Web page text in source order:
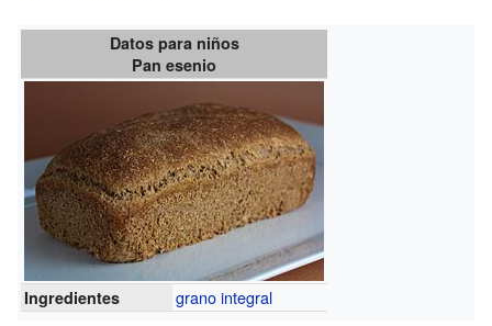
Datos para niños
Pan esenio
Ingredientes grano integral